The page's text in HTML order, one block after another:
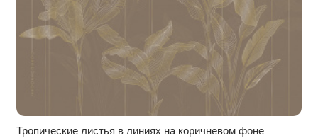
Тропические листья в линиях на коричневом фоне